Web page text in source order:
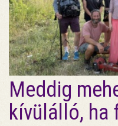
Meddig
kívülálló, ha